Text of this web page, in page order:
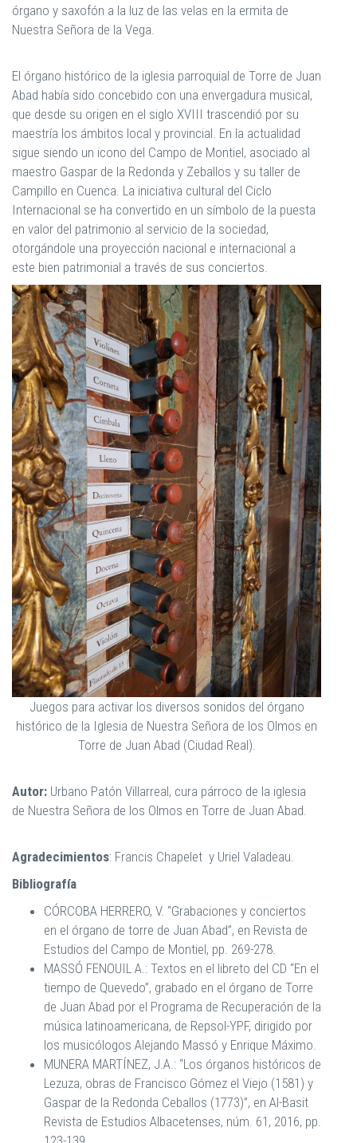
órgano y saxofón a la luz de las velas en la ermita de
Nuestra Señora de la Vega.
El órgano histórico de la iglesia parroquial de Torre de Juan
Abad había sido concebido con una envergadura musical,
que desde su origen en el siglo XVIII trascendió por su
maestría los ámbitos local y provincial. En la actualidad
sigue siendo un icono del Campo de Montiel, asociado al
maestro Gaspar de la Redonda y Zeballos y su taller de
Campillo en Cuenca. La iniciativa cultural del Ciclo
Internacional se ha convertido en un símbolo de la puesta
en valor del patrimonio al servicio de la sociedad,
otorgándole una proyección nacional e internacional a
este bien patrimonial a través de sus conciertos.
Juegos para activar los diversos sonidos del órgano
histórico de la Iglesia de Nuestra Señora de los Olmos en
Torre de Juan Abad (Ciudad Real).
Autor: Urbano Patón Villarreal, cura párroco de la iglesia
de Nuestra Señora de los Olmos en Torre de Juan Abad.
Agradecimientos: Francis Chapelet y Uriel Valadeau.
Bibliografía
CÓRCOBA HERRERO, V. “Grabaciones y conciertos
en el órgano de torre de Juan Abad”, en Revista de
Estudios del Campo de Montiel, pp. 269-278.
MASSÓ FENOUIL A.: Textos en el libreto del CD “En el
tiempo de Quevedo”, grabado en el órgano de Torre
de Juan Abad por el Programa de Recuperación de la
música latinoamericana, de Repsol-YPF, dirigido por
los musicólogos Alejando Massó y Enrique Máximo.
MUNERA MARTÍNEZ, J.A.: “Los órganos históricos de
Lezuza, obras de Francisco Gómez el Viejo (1581) y
Gaspar de la Redonda Ceballos (1773)”, en Al-Basit
Revista de Estudios Albacetenses, núm. 61, 2016, pp.